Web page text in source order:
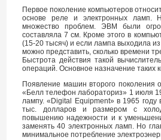
Первое поколение компьютеров
основе реле и электронных ламп.
множество проблем. ЭВМ были
составляла 7 см. Кроме этого в
(15-20 тысяч) и если лампа выходила
можно представить, сколько времени
Быстрота действия такой
операций. Основное назначение таких
Появление машин второго поколения
«Белл телефон лабораториз» 1 июля
лампу. «Digital Equipment» в 1965
тыс. долларов и размером с
повышению надежности и к
заменять 40 электронных ламп. Но
минимальное потребление